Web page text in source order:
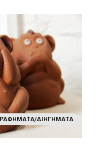
ΔΙΗΓΉΜΑΤΑ